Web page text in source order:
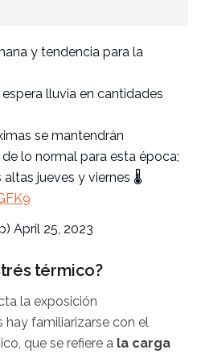
y tendencia para la
lluvia en cantidades
se mantendrán
lo normal para esta época;
jueves y viernes 🌡️
April 25, 2023
térmico?
la exposición
hay familiarizarse con el
que se refiere a la carga